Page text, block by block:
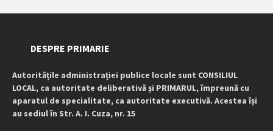
DESPRE PRIMARIE
Autoritățile administrației publice locale sunt CONSILIUL
LOCAL, ca autoritate deliberativă și PRIMARUL, împreună cu
aparatul de specialitate, ca autoritate executivă. Acestea își
au sediul în Str. A. I. Cuza, nr. 15